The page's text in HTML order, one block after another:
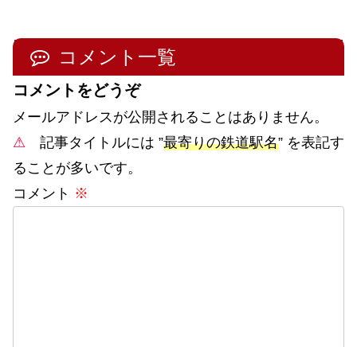
コメント一覧
コメントをどうぞ
メールアドレスが公開されることはありません。
⚠ 記事タイトルには ”最寄りの鉄道駅名” を表記す
ることが多いです。
コメント ※